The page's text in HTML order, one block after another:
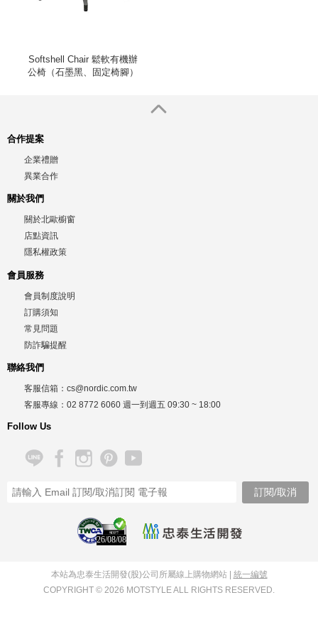
Softshell Chair 鬆軟有機辦
公椅（石墨黑、固定椅腳）
合作提案
企業禮贈
異業合作
關於我們
關於北歐櫥窗
店點資訊
隱私權政策
會員服務
會員制度說明
訂購須知
常見問題
防詐騙提醒
聯絡我們
客服信箱： cs@nordic.com.tw
客服專線： 02 8772 6060 週一到週五 09:30 ~ 18:00
Follow Us
26/08/08
本站為忠泰生活開發(股)公司所屬線上購物網站 | 統一編號
COPYRIGHT © 2026 MOTSTYLE ALL RIGHTS RESERVED.